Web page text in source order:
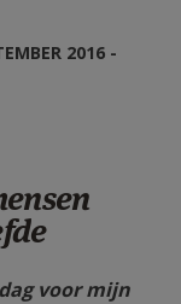
2016 -
voor mijn